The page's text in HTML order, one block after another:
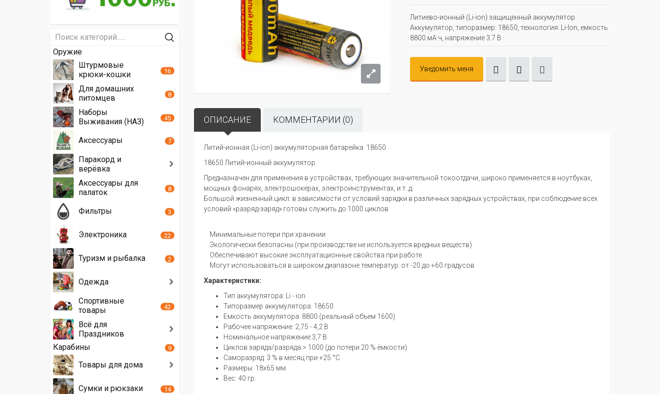
Литиево-ионный (Li-ion) защищенный аккумулятор.
Аккумулятор, типоразмер: 18650, технология: Li-Ion, емкость
8800 мА·ч, напряжение 3.7 В
Уведомить меня
ОПИСАНИЕ КОММЕНТАРИИ (0)
Литий-ионная (Li-ion) аккумуляторная батарейка 18650
18650 Литий-ионный аккумулятор.
Предназначен для применения в устройствах, требующих значительной токоотдачи, широко применяется в ноутбуках,
мощных фонарях, электрошокерах, электроинструментах, и т. д.
Большой жизненный цикл: в зависимости от условий зарядки в различных зарядных устройствах, при соблюдение всех
условий «разряд-заряд» готовы служить до 1000 циклов
Минимальные потери при хранении
Экологически безопасны (при производстве не используется вредных веществ)
Обеспечивают высокие эксплуатационные свойства при работе
Могут использоваться в широком диапазоне температур: от -20 до +60 градусов
Характеристики:
Тип аккумулятора: Li - ion
Типоразмер аккумулятора: 18650
Емкость аккумулятора: 8800 (реальный объем 1600)
Рабочее напряжение: 2,75 - 4,2 В
Номинальное напряжение:3,7 В
Циклов заряда/разряда:> 1000 (до потери 20 % ёмкости)
Саморазряд: 3 % в месяц при +25 °С
Размеры: 18x65 мм
Вес: 40 гр.
Оружие
Штурмовые
крюки-кошки
16
Для домашних
питомцев
8
Наборы
Выживания (НАЗ)
45
Аксессуары 7
Паракорд и
верёвка
Аксессуары для
палаток
8
Фильтры 3
Электроника 22
Туризм и рыбалка 2
Одежда
Спортивные
товары
42
Всё для
Праздников
Карабины
9
Товары для дома
Сумки и рюкзаки 14